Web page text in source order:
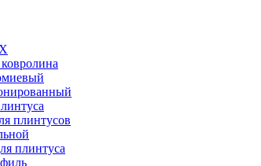
плинтусов
плинтуса